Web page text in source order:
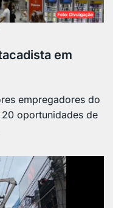
em
empregadores do
oportunidades de